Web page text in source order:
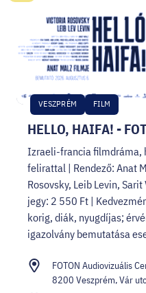
HELLO, HAIFA! -
VESZPRÉM FILM
Izraeli-francia filmdráma,
felirattal | Rendező: Anat
Rosovsky, Leib Levin,
jegy: 2 550 Ft |
korig, diák, nyugdíjas;
igazolvány bemutatása
FOTON Audiovizuális
8200 Veszprém, Vár